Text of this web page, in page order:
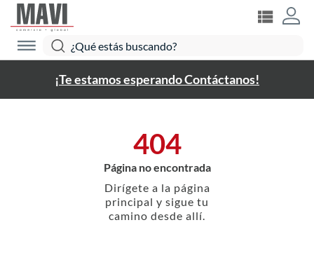
¡Te estamos esperando Contáctanos!
404
Página no encontrada
Dirígete a la página
principal y sigue tu
camino desde allí.